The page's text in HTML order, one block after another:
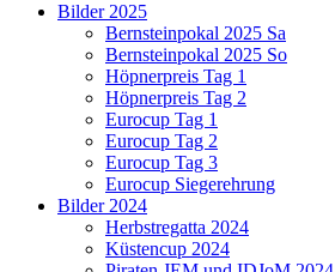
Bilder 2025
Bernsteinpokal 2025 Sa
Bernsteinpokal 2025 So
Höpnerpreis Tag 1
Höpnerpreis Tag 2
Eurocup Tag 1
Eurocup Tag 2
Eurocup Tag 3
Eurocup Siegerehrung
Bilder 2024
Herbstregatta 2024
Küstencup 2024